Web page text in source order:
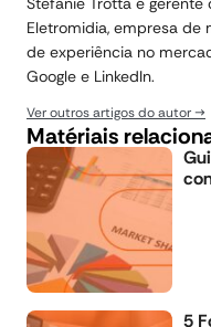
Eletromidia, empresa de
de experiência no
Google e LinkedIn.
Ver outros artigos do autor
Matériais
5